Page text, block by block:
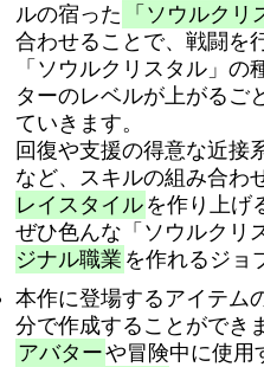
ルの宿った
「ソウルクリ
合わせることで、戦闘を
「ソウルクリスタル」の
ターのレベルが上がるご
ていきます。
回復や支援の得意な近接
など、スキルの組み合わ
レイスタイル を作り上げ
ぜひ色んな「ソウルクリ
ジナル職業 を作れるジョ
本作に登場するアイテム
分で作成することができ
アバターや冒険中に使用